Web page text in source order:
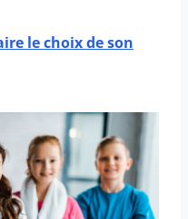
le choix de son